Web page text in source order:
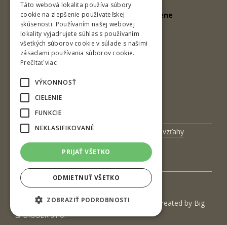
Technická univerzita vo Zvolene
Ul. T. G. Masaryka 24
960 01 Zvolen
Univerzitný magazín
Medzinárodné vzťahy
Veda a výskum
Zamestnanci
Kontakt
(c) 2017 Technická univerzita vo Zvolene | Created by Big
& BIGGER s.r.o.
Táto webová lokalita používa súbory
cookie na zlepšenie používateľskej
skúsenosti. Používaním našej webovej
lokality vyjadrujete súhlas s používaním
všetkých súborov cookie v súlade s našimi
zásadami používania súborov cookie.
Prečítať viac
VÝKONNOSŤ
CIELENIE
FUNKCIE
NEKLASIFIKOVANÉ
PRIJAŤ VŠETKO
ODMIETNUŤ VŠETKO
ZOBRAZIŤ PODROBNOSTI